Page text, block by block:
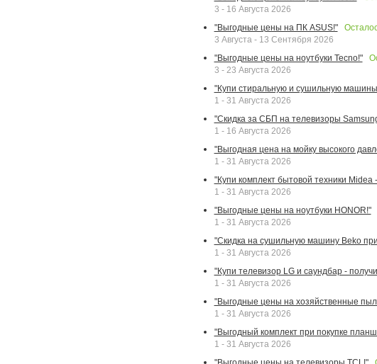
3 - 16 Августа 2026
"Выгодные цены на ПК ASUS!"
3 Августа - 13 Сентября 2026
"Выгодные цены на ноутбуки Tecno!"
3 - 23 Августа 2026
"Купи стиральную и сушильную
1 - 31 Августа 2026
"Скидка за СБП на телевизоры
1 - 16 Августа 2026
"Выгодная цена на мойку высокого
1 - 31 Августа 2026
"Купи комплект бытовой техники Midea
1 - 31 Августа 2026
"Выгодные цены на ноутбуки HONOR!"
1 - 31 Августа 2026
"Скидка на сушильную машину Beko
1 - 31 Августа 2026
"Купи телевизор LG и саундбар - получи
1 - 31 Августа 2026
"Выгодные цены на хозяйственные
1 - 31 Августа 2026
"Выгодный комплект при покупке
1 - 31 Августа 2026